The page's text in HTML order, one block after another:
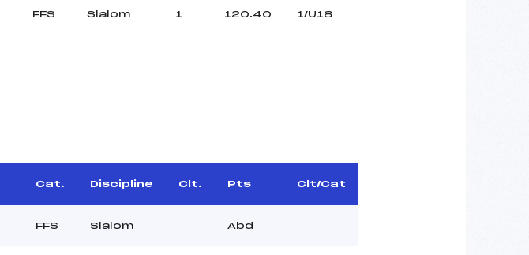
FFS Slalom 1 120.40 1/U18
Cat. Discipline Clt. Pts Clt/Cat
FFS Slalom Abd